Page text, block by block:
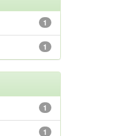
1
1
1
1